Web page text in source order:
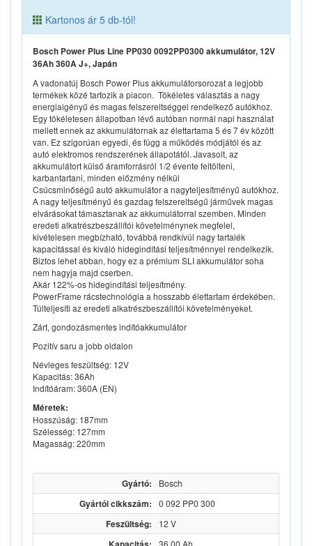
Kartonos ár 5 db-tól!
Bosch Power Plus Line PP030 0092PP0300 akkumulátor, 12V
36Ah 360A J+, Japán
A vadonatúj Bosch Power Plus akkumulátorsorozat a legjobb
termékek közé tartozik a piacon. Tökéletes választás a nagy
energiaigényű és magas felszereltséggel rendelkező autókhoz.
Egy tökéletesen állapotban lévő autóban normál napi használat
mellett ennek az akkumulátornak az élettartama 5 és 7 év között
van. Ez szigorúan egyedi, és függ a működés módjától és az
autó elektromos rendszerének állapotától. Javasolt, az
akkumulátort külső áramforrásról 1/2 évente feltölteni,
karbantartani, minden előzmény nélkül
Csúcsminőségű autó akkumulátor a nagyteljesítményű autókhoz.
A nagy teljesítményű és gazdag felszereltségű járművek magas
elvárásokat támasztanak az akkumulátorral szemben. Minden
eredeti alkatrészbeszállítói követelménynek megfelel,
kivételesen megbízható, továbbá rendkívül nagy tartalék
kapacitással és kiváló hidegindítási teljesítménnyel rendelkezik.
Biztos lehet abban, hogy ez a prémium SLI akkumulátor soha
nem hagyja majd cserben.
Akár 122%-os hidegindítási teljesítmény.
PowerFrame rácstechnológia a hosszabb élettartam érdekében.
Túlteljesíti az eredeti alkatrészbeszállítói követelményeket.
Zárt, gondozásmentes indítóakkumulátor
Pozitív saru a jobb oldalon
Névleges feszültség: 12V
Kapacitás: 36Ah
Indítóáram: 360A (EN)
Méretek:
Hosszúság: 187mm
Szélesség: 127mm
Magasság: 220mm
Gyártó: Bosch
Gyártói cikkszám: 0 092 PP0 300
Feszültség: 12 V